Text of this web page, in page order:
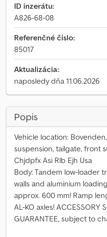
ID inzerátu:
A826-68-08
Referenčné číslo:
85017
Aktualizácia:
naposledy dňa 11.06.2026
Popis
Vehicle location:
suspension, tailgate, front
Chjdpfx Asi Rlb Ejh Usa
Body: Tandem low-loader
walls and aluminium
approx. 600 mm! Ramp
AL-KO axles! ACCESSORY
GUARANTEE, subject to